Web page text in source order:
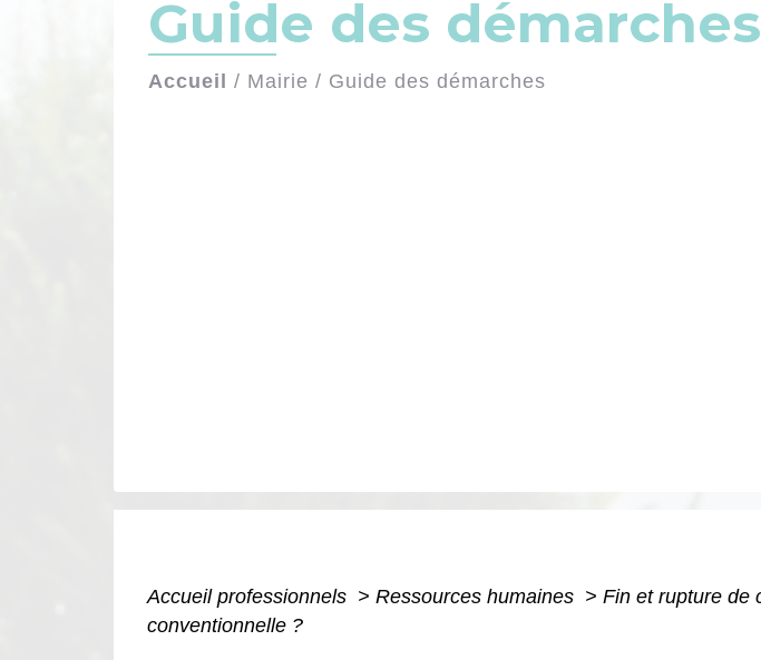
Guide des démarches
Accueil / Mairie / Guide des démarches
Accueil professionnels > Ressources humaines > Fin et rupture de
conventionnelle ?